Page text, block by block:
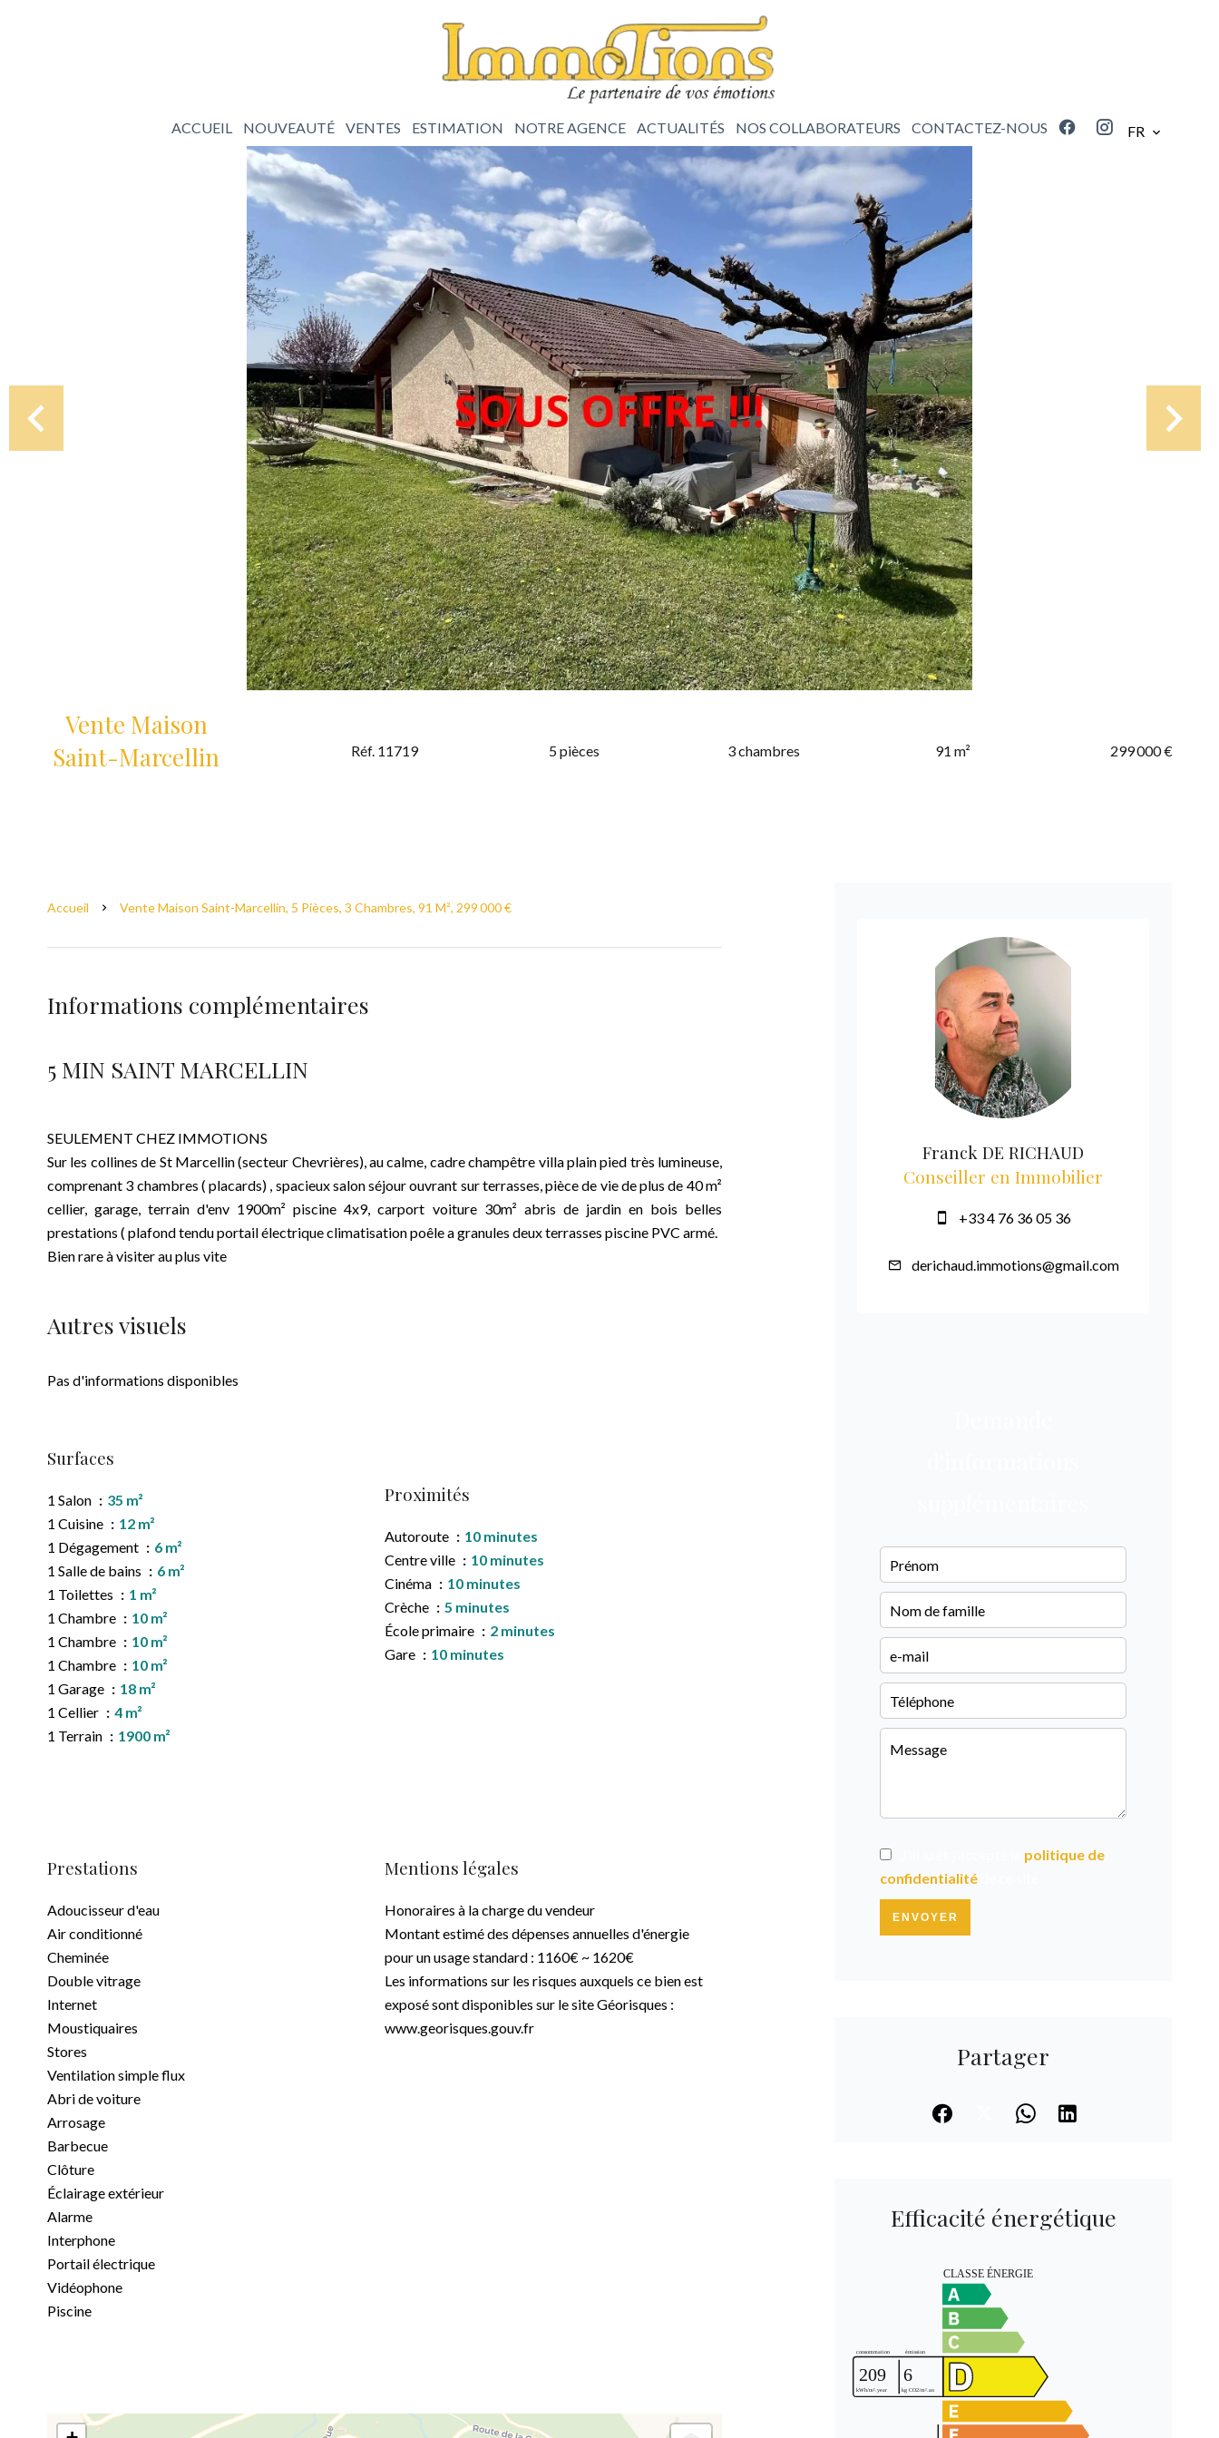
FR
ACCUEIL NOUVEAUTÉ VENTES ESTIMATION NOTRE AGENCE ACTUALITÉS NOS COLLABORATEURS CONTACTEZ-NOUS
Vente Maison
Saint-Marcellin
Réf. 11719 5 pièces 3 chambres 91 m² 299 000 €
Accueil Vente Maison Saint-Marcellin, 5 Pièces, 3 Chambres, 91 M², 299 000 €
Informations complémentaires
5 MIN SAINT MARCELLIN
SEULEMENT CHEZ IMMOTIONS
Sur les collines de St Marcellin (secteur Chevrières), au calme, cadre champêtre villa plain pied très lumineuse,
comprenant 3 chambres ( placards) , spacieux salon séjour ouvrant sur terrasses, pièce de vie de plus de 40 m²
cellier, garage, terrain d'env 1900m² piscine 4x9, carport voiture 30m² abris de jardin en bois belles
prestations ( plafond tendu portail électrique climatisation poêle a granules deux terrasses piscine PVC armé.
Bien rare à visiter au plus vite
Autres visuels
Pas d'informations disponibles
Surfaces
1 Salon
35 m²
1 Cuisine
12 m²
1 Dégagement
6 m²
1 Salle de bains
6 m²
1 Toilettes
1 m²
1 Chambre
10 m²
1 Chambre
10 m²
1 Chambre
10 m²
1 Garage
18 m²
1 Cellier
4 m²
1 Terrain
1900 m²
Proximités
Autoroute
10 minutes
Centre ville
10 minutes
Cinéma
10 minutes
Crèche
5 minutes
École primaire
2 minutes
Gare
10 minutes
Prestations
Adoucisseur d'eau
Air conditionné
Cheminée
Double vitrage
Internet
Moustiquaires
Stores
Ventilation simple flux
Abri de voiture
Arrosage
Barbecue
Clôture
Éclairage extérieur
Alarme
Interphone
Portail électrique
Vidéophone
Piscine
Mentions légales
Honoraires à la charge du vendeur
Montant estimé des dépenses annuelles d'énergie
pour un usage standard : 1160€ ~ 1620€
Les informations sur les risques auxquels ce bien est
exposé sont disponibles sur le site Géorisques :
www.georisques.gouv.fr
Franck DE RICHAUD
Conseiller en Immobilier
+33 4 76 36 05 36
derichaud.immotions@gmail.com
politique de
confidentialité
ENVOYER
Partager
Efficacité énergétique